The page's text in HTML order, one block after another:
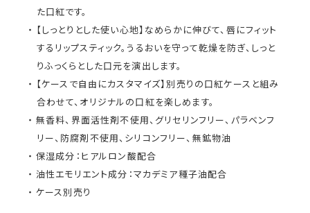
た口紅です。
【しっとりとした使い心地】なめらかに伸びて、唇にフィット
するリップスティック。うるおいを守って乾燥を防ぎ、しっと
りふっくらとした口元を演出します。
【ケースで自由にカスタマイズ】別売りの口紅ケースと組み
合わせて、オリジナルの口紅を楽しめます。
無香料、界面活性剤不使用、グリセリンフリー、パラベンフ
リー、防腐剤不使用、シリコンフリー、無鉱物油
保湿成分：ヒアルロン酸配合
油性エモリエント成分：マカデミア種子油配合
ケース別売り